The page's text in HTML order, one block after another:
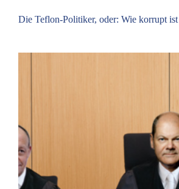
Die Teflon-Politiker, oder: Wie korrupt